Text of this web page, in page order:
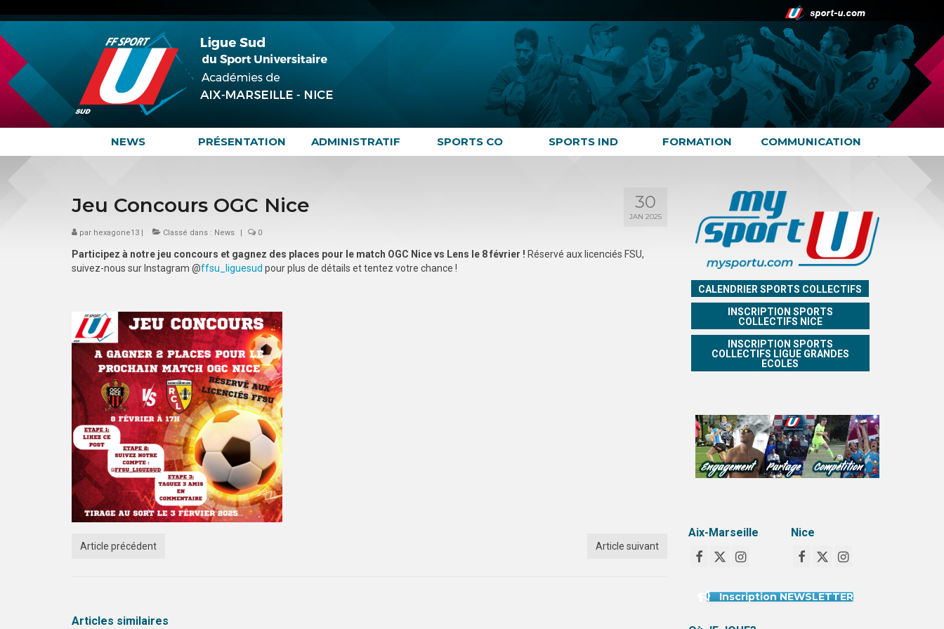
NEWS PRÉSENTATION ADMINISTRATIF SPORTS CO SPORTS IND FORMATION COMMUNICATION
30
JAN 2025
Jeu Concours OGC Nice
par hexagone13 | Classé dans : News | 0
Participez à notre jeu concours et gagnez des places pour le match OGC Nice vs Lens le 8 février ! Réservé aux licenciés FSU,
suivez-nous sur Instagram @ffsu_liguesud pour plus de détails et tentez votre chance !
Article précédent Article suivant
Articles similaires
CALENDRIER SPORTS COLLECTIFS
INSCRIPTION SPORTS
COLLECTIFS NICE
INSCRIPTION SPORTS
COLLECTIFS LIGUE GRANDES
ECOLES
Aix-Marseille Nice
Inscription NEWSLETTER